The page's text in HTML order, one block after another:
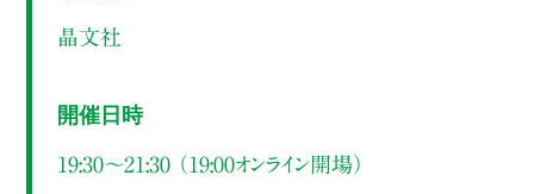
晶文社
開催日時
19:30～21:30 （19:00オンライン開場）